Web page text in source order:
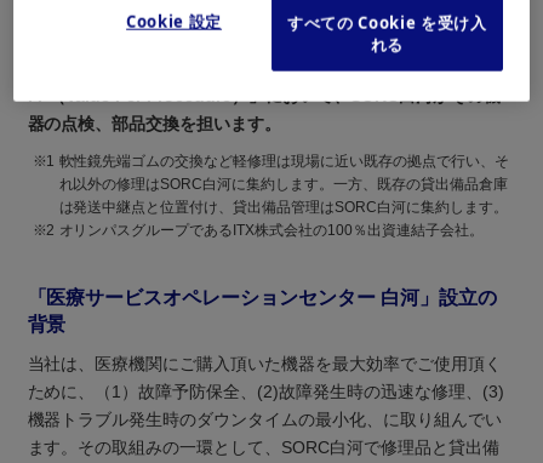
地：東京都千代田区）が定期的に医療機関からリユースの滅菌
機器（腹腔鏡、処置具類等）を回収しメンテナンスを請け負う
サービスビジネス「ES（Endo Surgery）定期交換リプロセスV
器の点検、部品交換を担います。
※1 軟性鏡先端ゴムの交換など軽修理は現場に近い既存の拠点で行い、そ
れ以外の修理はSORC白河に集約します。一方、既存の貸出備品倉庫
は発送中継点と位置付け、貸出備品管理はSORC白河に集約します。
※2 オリンパスグループであるITX株式会社の100％出資連結子会社。
「医療サービスオペレーションセンター 白河」設立の
背景
当社は、医療機関にご購入頂いた機器を最大効率でご使用頂く
ために、（1）故障予防保全、(2)故障発生時の迅速な修理、(3)
機器トラブル発生時のダウンタイムの最小化、に取り組んでい
ます。その取組みの一環として、SORC白河で修理品と貸出備
Cookie 設定
すべての Cookie を受け入
れる